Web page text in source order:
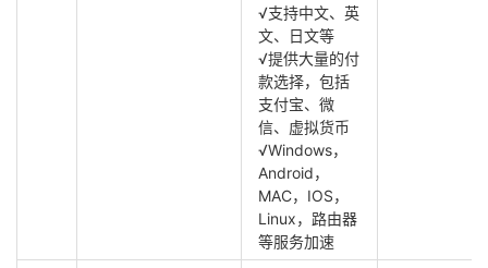
√支持中文、英
文、日文等
√提供大量的付
款选择，包括
支付宝、微
信、虚拟货币
√Windows，
Android，
MAC，IOS，
Linux，路由器
等服务加速